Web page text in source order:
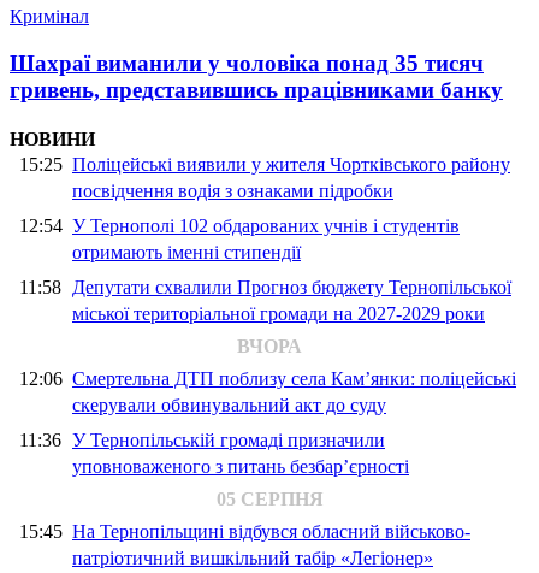
Кримінал
Шахраї виманили у чоловіка понад 35 тисяч
гривень, представившись працівниками банку
НОВИНИ
15:25 Поліцейські виявили у жителя Чортківського району
посвідчення водія з ознаками підробки
12:54 У Тернополі 102 обдарованих учнів і студентів
отримають іменні стипендії
11:58 Депутати схвалили Прогноз бюджету Тернопільської
міської територіальної громади на 2027-2029 роки
ВЧОРА
12:06 Смертельна ДТП поблизу села Кам’янки: поліцейські
скерували обвинувальний акт до суду
11:36 У Тернопільській громаді призначили
уповноваженого з питань безбар’єрності
05 СЕРПНЯ
15:45 На Тернопільщині відбувся обласний військово-
патріотичний вишкільний табір «Легіонер»